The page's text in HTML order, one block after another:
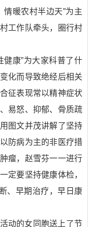
情暖农村半边天”为主
工作队牵头，圈行村
健康”为大家科普了什
化而导致绝经后相关
征表现常以精神症状
易怒、抑郁、骨质疏
图文并茂讲解了坚持
防病为主的非医疗措
瘤，赵雪芬一一进行
定要坚持健康体检，
、早期治疗，早日康
动的女同胞送上了节